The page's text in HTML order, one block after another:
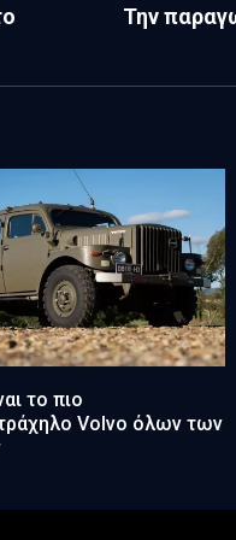
Την
το πιο
Volvo όλων των